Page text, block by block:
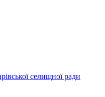
селищної ради